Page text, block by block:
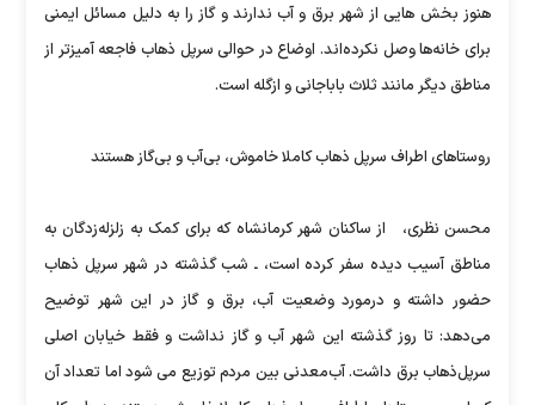
هنوز بخش هایی از شهر برق و آب ندارند و گاز را به دلیل مسائل ایمنی
برای خانه‌ها وصل نکرده‌اند. اوضاع در حوالی سرپل ذهاب فاجعه آمیزتر از
مناطق دیگر مانند ثلاث باباجانی و ازگله است.
روستاهای اطراف سرپل ذهاب کاملا خاموش، بی‌آب و بی‌گاز هستند
محسن نظری، از ساکنان شهر کرمانشاه که برای کمک به زلزله‌زدگان به
مناطق آسیب دیده سفر کرده است، ـ شب گذشته در شهر سرپل ذهاب
حضور داشته و درمورد وضعیت آب، برق و گاز در این شهر توضیح
می‌دهد: تا روز گذشته این شهر آب و گاز نداشت و فقط خیابان اصلی
سرپل‌ذهاب برق داشت. آب‌معدنی بین مردم توزیع می شود اما تعداد آن